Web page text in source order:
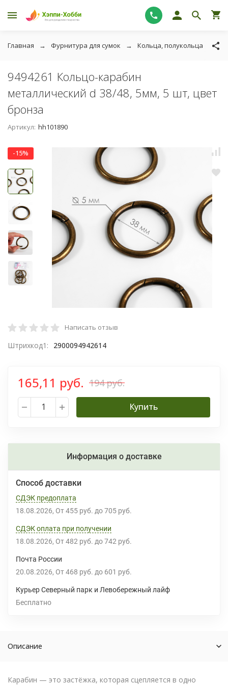
Главная Фурнитура для сумок Кольца, полукольца
9494261 Кольцо-карабин
металлический d 38/48, 5мм, 5 шт, цвет
бронза
Артикул: hh101890
-15%
Написать отзыв
Штрихкод1: 2900094942614
165,11 руб. 194 руб.
Купить
Информация о доставке
Способ доставки
СДЭК предоплата
18.08.2026 От 455 руб. до 705 руб.
СДЭК оплата при получении
18.08.2026 От 482 руб. до 742 руб.
Почта России
20.08.2026 От 468 руб. до 601 руб.
Курьер Северный парк и Левобережный лайф
Бесплатно
Описание
Карабин — это застёжка, которая сцепляется в одно